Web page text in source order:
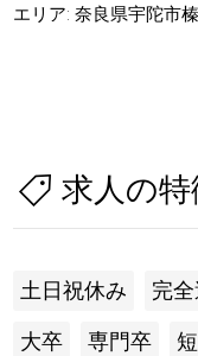
エリア: 奈良県宇陀市
求人の特
土日祝休み 完
大卒 専門卒